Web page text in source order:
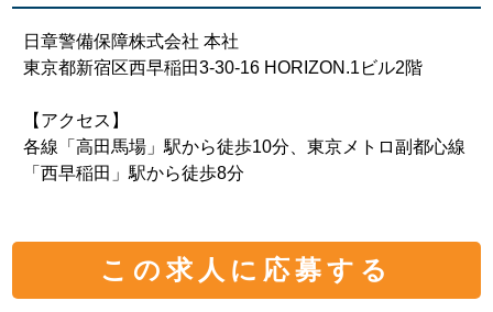
日章警備保障株式会社 本社
東京都新宿区西早稲田3-30-16 HORIZON.1ビル2階
【アクセス】
各線「高田馬場」駅から徒歩10分、東京メトロ副都心線
「西早稲田」駅から徒歩8分
この求人に応募する